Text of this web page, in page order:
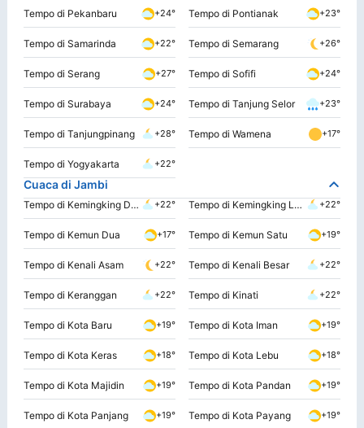
Tempo di Pekanbaru +24° Tempo di Pontianak +23°
Tempo di Samarinda +22° Tempo di Semarang +26°
Tempo di Serang +27° Tempo di Sofifi +24°
Tempo di Surabaya +24° Tempo di Tanjung Selor +23°
Tempo di Tanjungpinang +28° Tempo di Wamena +17°
Tempo di Yogyakarta +22°
Cuaca di Jambi
Tempo di Kemingking Dalam +22° Tempo di Kemingking Luar +22°
Tempo di Kemun Dua +17° Tempo di Kemun Satu +19°
Tempo di Kenali Asam +22° Tempo di Kenali Besar +22°
Tempo di Keranggan +22° Tempo di Kinati +22°
Tempo di Kota Baru +19° Tempo di Kota Iman +19°
Tempo di Kota Keras +18° Tempo di Kota Lebu +18°
Tempo di Kota Majidin +19° Tempo di Kota Pandan +19°
Tempo di Kota Panjang +19° Tempo di Kota Payang +19°